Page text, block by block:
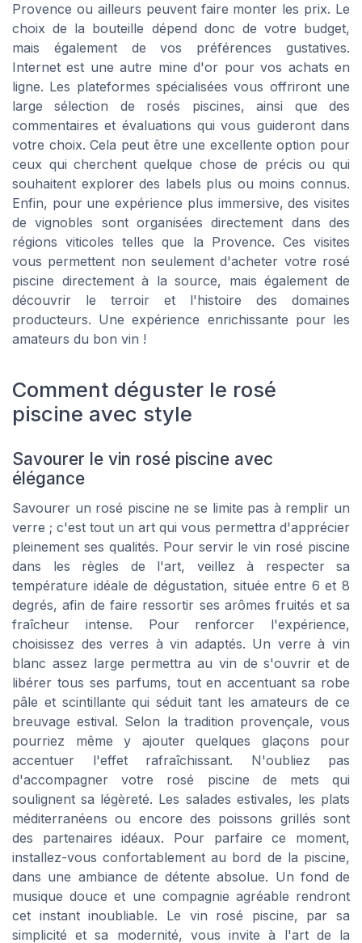
Provence ou ailleurs peuvent faire monter les prix. Le
choix de la bouteille dépend donc de votre budget,
mais également de vos préférences gustatives.
Internet est une autre mine d'or pour vos achats en
ligne. Les plateformes spécialisées vous offriront une
large sélection de rosés piscines, ainsi que des
commentaires et évaluations qui vous guideront dans
votre choix. Cela peut être une excellente option pour
ceux qui cherchent quelque chose de précis ou qui
souhaitent explorer des labels plus ou moins connus.
Enfin, pour une expérience plus immersive, des visites
de vignobles sont organisées directement dans des
régions viticoles telles que la Provence. Ces visites
vous permettent non seulement d'acheter votre rosé
piscine directement à la source, mais également de
découvrir le terroir et l'histoire des domaines
producteurs. Une expérience enrichissante pour les
amateurs du bon vin !
Comment déguster le rosé
piscine avec style
Savourer le vin rosé piscine avec
élégance
Savourer un rosé piscine ne se limite pas à remplir un
verre ; c'est tout un art qui vous permettra d'apprécier
pleinement ses qualités. Pour servir le vin rosé piscine
dans les règles de l'art, veillez à respecter sa
température idéale de dégustation, située entre 6 et 8
degrés, afin de faire ressortir ses arômes fruités et sa
fraîcheur intense. Pour renforcer l'expérience,
choisissez des verres à vin adaptés. Un verre à vin
blanc assez large permettra au vin de s'ouvrir et de
libérer tous ses parfums, tout en accentuant sa robe
pâle et scintillante qui séduit tant les amateurs de ce
breuvage estival. Selon la tradition provençale, vous
pourriez même y ajouter quelques glaçons pour
accentuer l'effet rafraîchissant. N'oubliez pas
d'accompagner votre rosé piscine de mets qui
soulignent sa légèreté. Les salades estivales, les plats
méditerranéens ou encore des poissons grillés sont
des partenaires idéaux. Pour parfaire ce moment,
installez-vous confortablement au bord de la piscine,
dans une ambiance de détente absolue. Un fond de
musique douce et une compagnie agréable rendront
cet instant inoubliable. Le vin rosé piscine, par sa
simplicité et sa modernité, vous invite à l'art de la